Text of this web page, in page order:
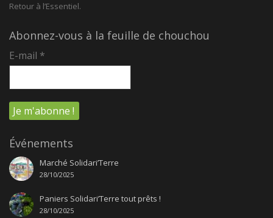
Retour à l’Essentiel.
Abonnez-vous à la feuille de chouchou
E-mail *
Événements
Marché Solidari’Terre
28/10/2025
Paniers Solidari’Terre tout prêts !
28/10/2025